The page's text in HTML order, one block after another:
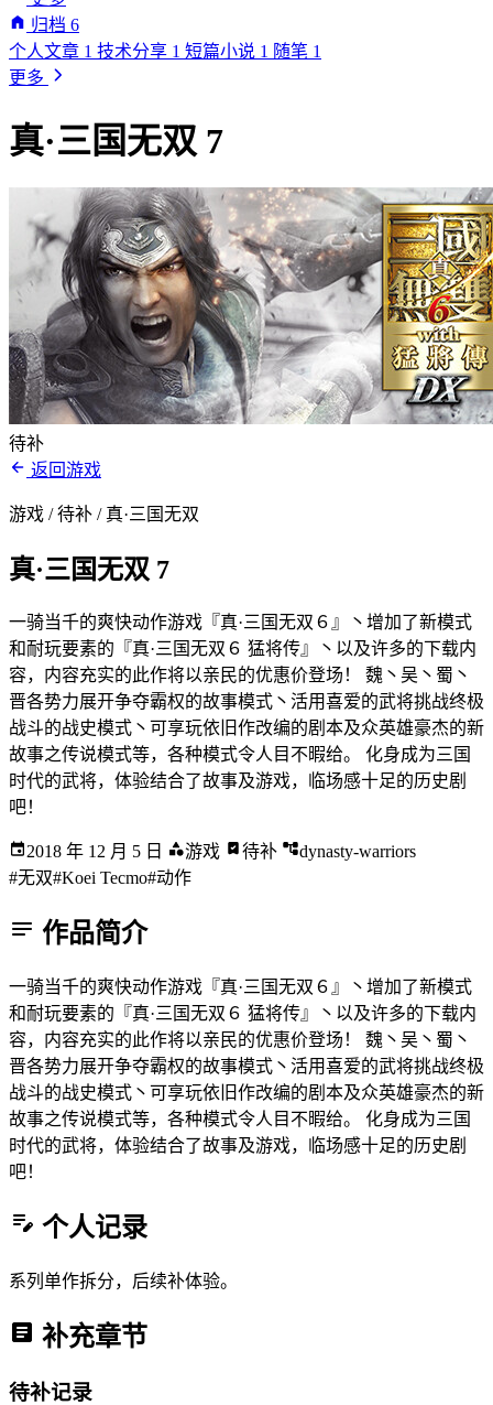
归档 6
个人文章 1 技术分享 1 短篇小说 1 随笔 1
更多
真·三国无双 7
待补
返回游戏
游戏 / 待补 / 真·三国无双
真·三国无双 7
一骑当千的爽快动作游戏『真·三国无双６』丶增加了新模式
和耐玩要素的『真·三国无双６ 猛将传』丶以及许多的下载内
容，内容充实的此作将以亲民的优惠价登场！ 魏丶吴丶蜀丶
晋各势力展开争夺霸权的故事模式丶活用喜爱的武将挑战终极
战斗的战史模式丶可享玩依旧作改编的剧本及众英雄豪杰的新
故事之传说模式等，各种模式令人目不暇给。 化身成为三国
时代的武将，体验结合了故事及游戏，临场感十足的历史剧
吧！
2018 年 12 月 5 日 游戏 待补
dynasty-warriors
#无双#Koei Tecmo#动作
作品简介
一骑当千的爽快动作游戏『真·三国无双６』丶增加了新模式
和耐玩要素的『真·三国无双６ 猛将传』丶以及许多的下载内
容，内容充实的此作将以亲民的优惠价登场！ 魏丶吴丶蜀丶
晋各势力展开争夺霸权的故事模式丶活用喜爱的武将挑战终极
战斗的战史模式丶可享玩依旧作改编的剧本及众英雄豪杰的新
故事之传说模式等，各种模式令人目不暇给。 化身成为三国
时代的武将，体验结合了故事及游戏，临场感十足的历史剧
吧！
个人记录
系列单作拆分，后续补体验。
补充章节
待补记录